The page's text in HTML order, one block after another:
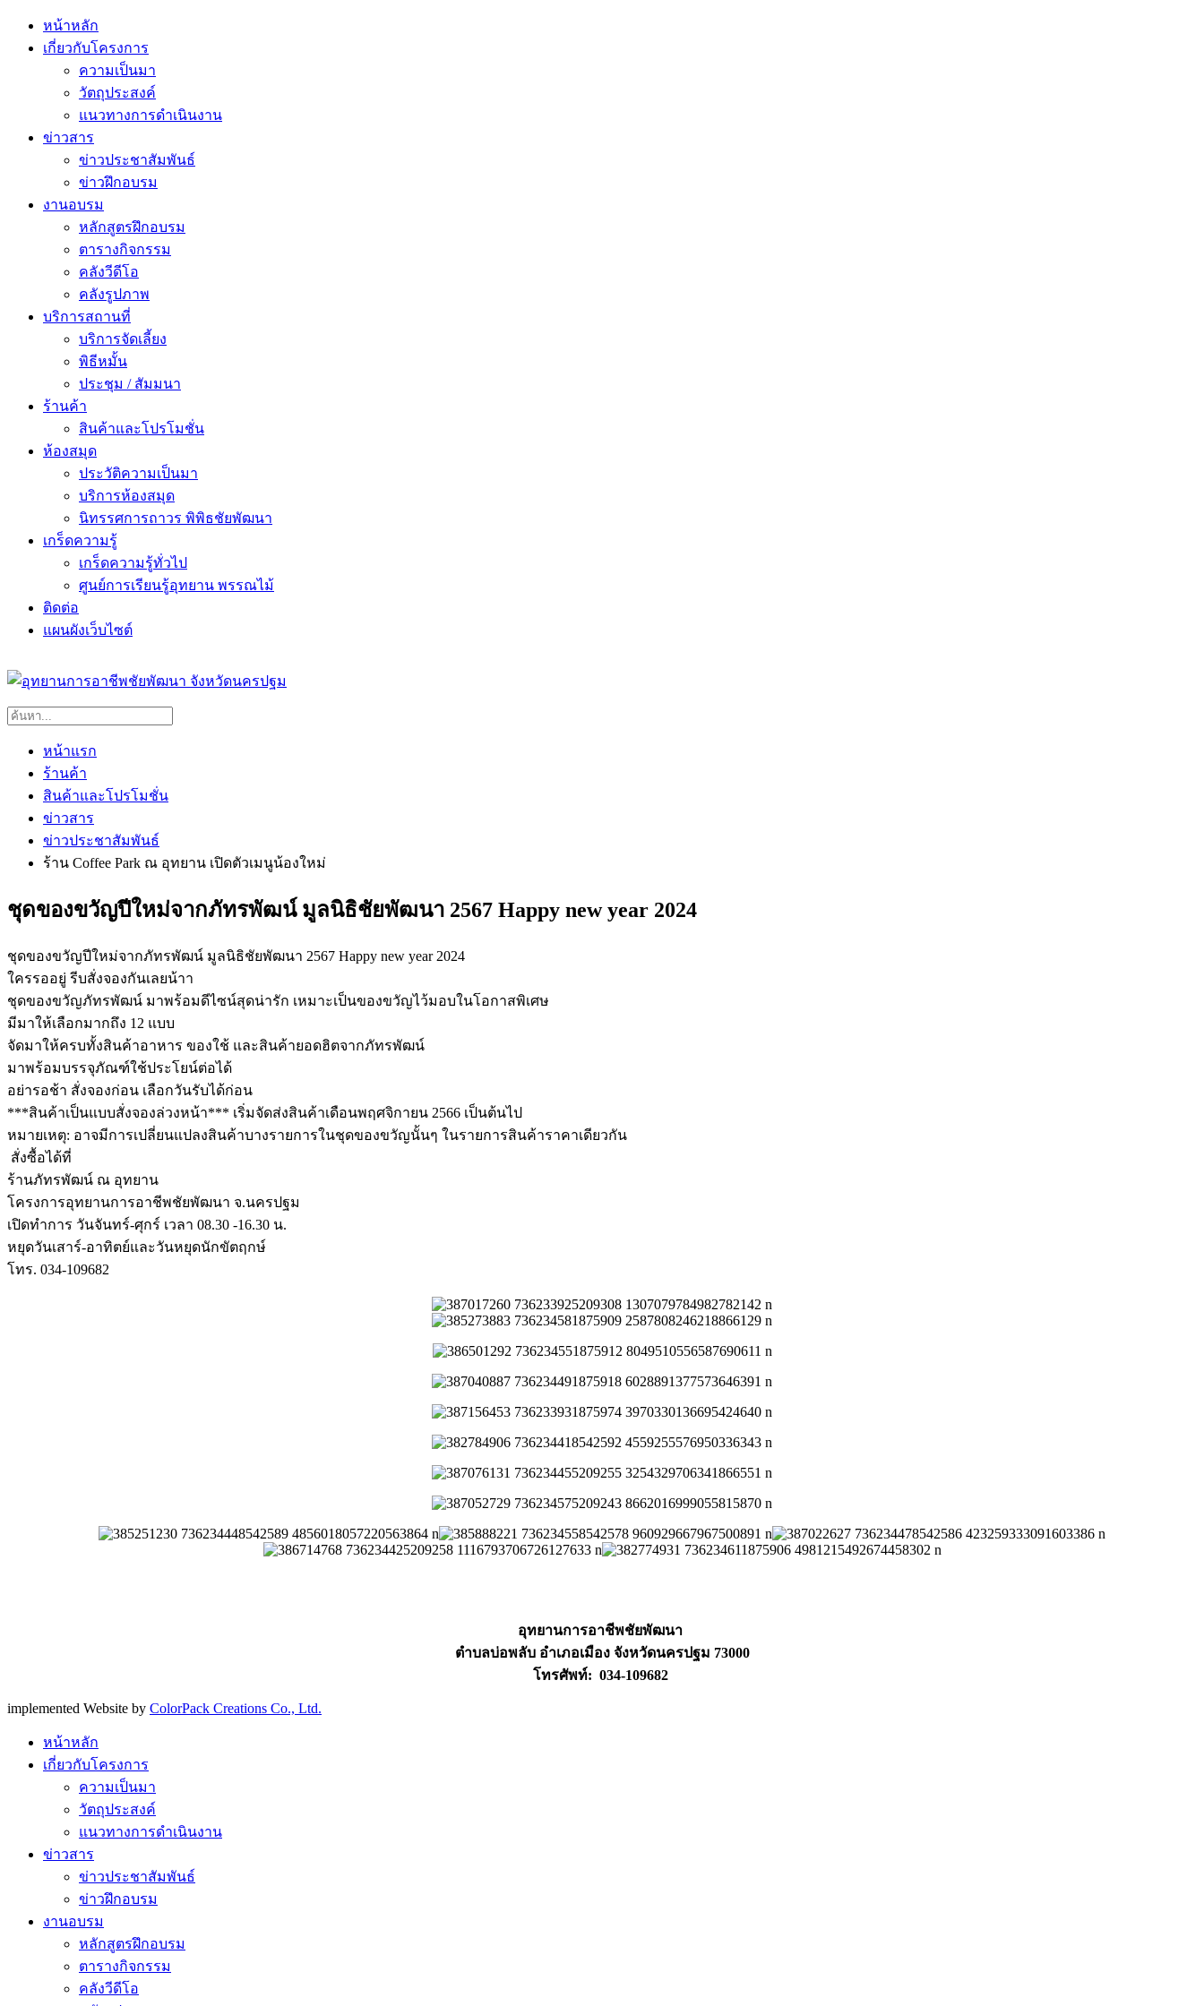
หน้าหลัก
เกี่ยวกับโครงการ
ความเป็นมา
วัตถุประสงค์
แนวทางการดำเนินงาน
ข่าวสาร
ข่าวประชาสัมพันธ์
ข่าวฝึกอบรม
งานอบรม
หลักสูตรฝึกอบรม
ตารางกิจกรรม
คลังวีดีโอ
คลังรูปภาพ
บริการสถานที่
บริการจัดเลี้ยง
พิธีหมั้น
ประชุม / สัมมนา
ร้านค้า
สินค้าและโปรโมชั่น
ห้องสมุด
ประวัติความเป็นมา
บริการห้องสมุด
นิทรรศการถาวร พิพิธชัยพัฒนา
เกร็ดความรู้
เกร็ดความรู้ทั่วไป
ศูนย์การเรียนรู้อุทยาน พรรณไม้
ติดต่อ
แผนผังเว็บไซต์
หน้าแรก
ร้านค้า
สินค้าและโปรโมชั่น
ข่าวสาร
ข่าวประชาสัมพันธ์
ร้าน Coffee Park ณ อุทยาน เปิดตัวเมนูน้องใหม่
ชุดของขวัญปีใหม่จากภัทรพัฒน์ มูลนิธิชัยพัฒนา 2567 Happy new year 2024
ชุดของขวัญปีใหม่จากภัทรพัฒน์ มูลนิธิชัยพัฒนา 2567 Happy new year 2024
ใครรออยู่ รีบสั่งจองกันเลยน้าา
ชุดของขวัญภัทรพัฒน์ มาพร้อมดีไซน์สุดน่ารัก เหมาะเป็นของขวัญไว้มอบในโอกาสพิเศษ
มีมาให้เลือกมากถึง 12 แบบ
จัดมาให้ครบทั้งสินค้าอาหาร ของใช้ และสินค้ายอดฮิตจากภัทรพัฒน์
มาพร้อมบรรจุภัณฑ์ใช้ประโยน์ต่อได้
อย่ารอช้า สั่งจองก่อน เลือกวันรับได้ก่อน
***สินค้าเป็นแบบสั่งจองล่วงหน้า*** เริ่มจัดส่งสินค้าเดือนพฤศจิกายน 2566 เป็นต้นไป
หมายเหตุ: อาจมีการเปลี่ยนแปลงสินค้าบางรายการในชุดของขวัญนั้นๆ ในรายการสินค้าราคาเดียวกัน
สั่งซื้อได้ที่
ร้านภัทรพัฒน์ ณ อุทยาน
โครงการอุทยานการอาชีพชัยพัฒนา จ.นครปฐม
เปิดทำการ วันจันทร์-ศุกร์ เวลา 08.30 -16.30 น.
หยุดวันเสาร์-อาทิตย์และวันหยุดนักขัตฤกษ์
โทร. 034-109682
อุทยานการอาชีพชัยพัฒนา
ตำบลบ่อพลับ อำเภอเมือง จังหวัดนครปฐม 73000
โทรศัพท์: 034-109682
implemented Website by ColorPack Creations Co., Ltd.
หน้าหลัก
เกี่ยวกับโครงการ
ความเป็นมา
วัตถุประสงค์
แนวทางการดำเนินงาน
ข่าวสาร
ข่าวประชาสัมพันธ์
ข่าวฝึกอบรม
งานอบรม
หลักสูตรฝึกอบรม
ตารางกิจกรรม
คลังวีดีโอ